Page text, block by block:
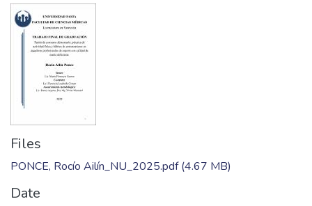
Files
PONCE, Rocío Ailín_NU_2025.pdf(4.67 MB)
Date